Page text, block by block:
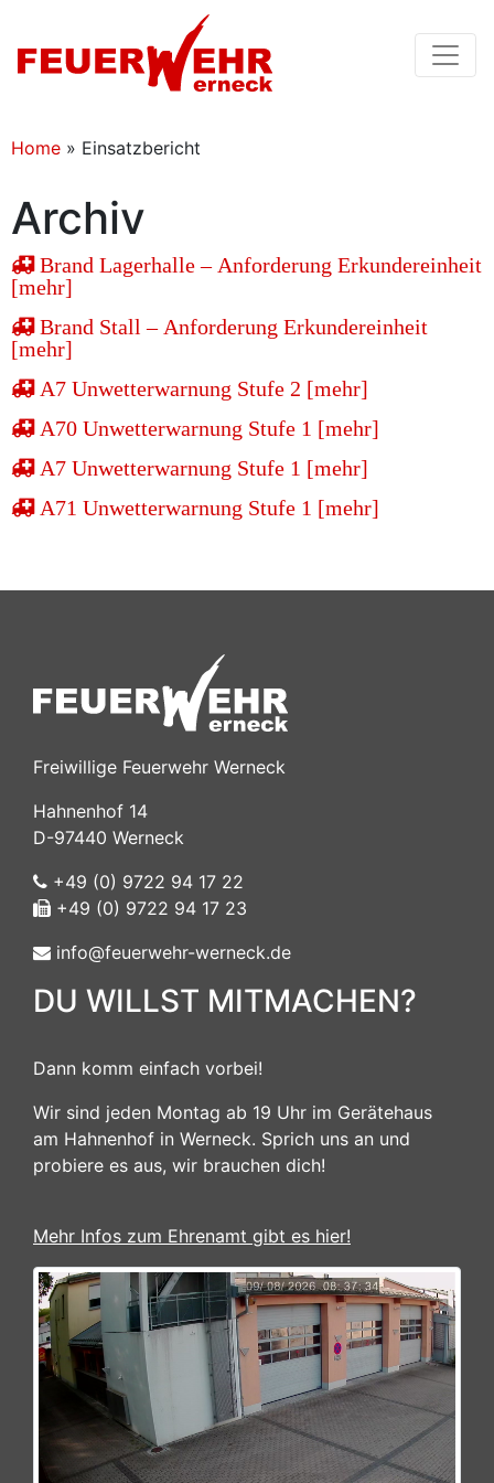
Home » Einsatzbericht
Archiv
Brand Lagerhalle – Anforderung Erkundereinheit
[mehr]
Brand Stall – Anforderung Erkundereinheit
[mehr]
A7 Unwetterwarnung Stufe 2 [mehr]
A70 Unwetterwarnung Stufe 1 [mehr]
A7 Unwetterwarnung Stufe 1 [mehr]
A71 Unwetterwarnung Stufe 1 [mehr]
Freiwillige Feuerwehr Werneck
Hahnenhof 14
D-97440 Werneck
+49 (0) 9722 94 17 22
+49 (0) 9722 94 17 23
info@feuerwehr-werneck.de
DU WILLST MITMACHEN?
Dann komm einfach vorbei!
Wir sind jeden Montag ab 19 Uhr im Gerätehaus
am Hahnenhof in Werneck. Sprich uns an und
probiere es aus, wir brauchen dich!
Mehr Infos zum Ehrenamt gibt es hier!